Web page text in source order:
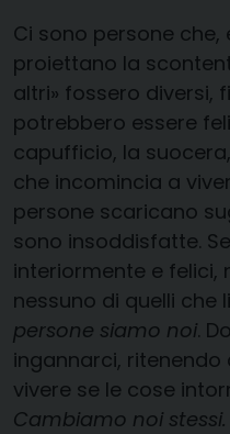
Ci sono persone
proiettano la
altri» fossero diversi,
potrebbero essere
capufficio, la
che incomincia a
persone scaricano
sono insoddisfatte.
interiormente e felici,
nessuno di quelli che
persone siamo noi.
ingannarci,
vivere se le cose
Cambiamo noi stessi.